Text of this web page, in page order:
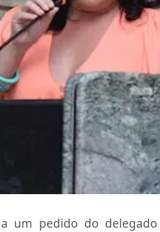
um pedido do